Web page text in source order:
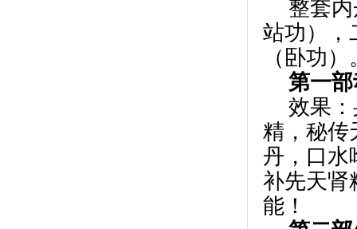
整套
站功），
（卧功）
第一
效果
精，秘传
丹，口水
补先天肾
能！